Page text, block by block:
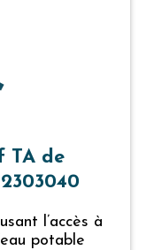
TA de
l’accès à
potable